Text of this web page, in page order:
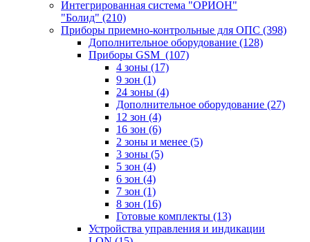
Интегрированная система "ОРИОН"
"Болид" (210)
Приборы приемно-контрольные для ОПС (398)
Дополнительное оборудование (128)
Приборы GSM (107)
4 зоны (17)
9 зон (1)
24 зоны (4)
Дополнительное оборудование (27)
12 зон (4)
16 зон (6)
2 зоны и менее (5)
3 зоны (5)
5 зон (4)
6 зон (4)
7 зон (1)
8 зон (16)
Готовые комплекты (13)
Устройства управления и индикации